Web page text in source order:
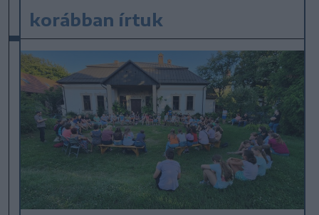
korábban írtuk